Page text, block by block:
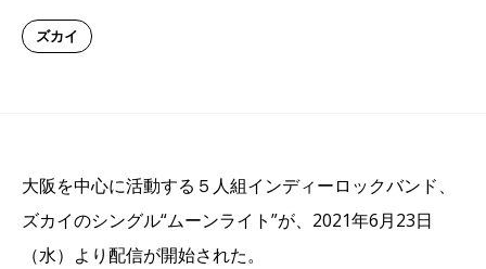
ズカイ
大阪を中心に活動する５人組インディーロックバンド、
ズカイのシングル“ムーンライト”が、2021年6月23日
（水）より配信が開始された。